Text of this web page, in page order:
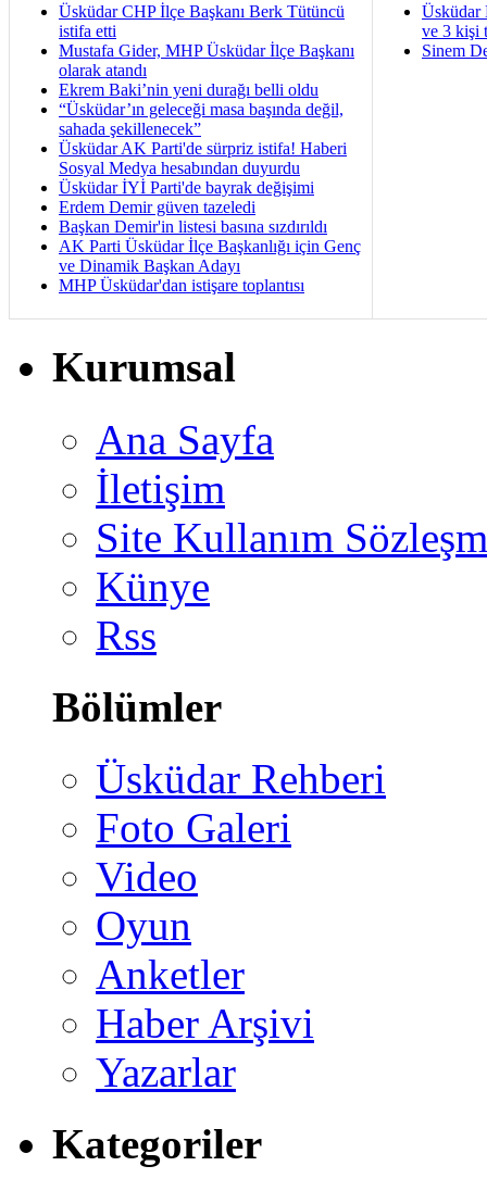
Üsküdar CHP İlçe Başkanı Berk Tütüncü
istifa etti
Mustafa Gider, MHP Üsküdar İlçe Başkanı
olarak atandı
Ekrem Baki’nin yeni durağı belli oldu
“Üsküdar’ın geleceği masa başında değil,
sahada şekillenecek”
Üsküdar AK Parti'de sürpriz istifa! Haberi
Sosyal Medya hesabından duyurdu
Üsküdar İYİ Parti'de bayrak değişimi
Erdem Demir güven tazeledi
Başkan Demir'in listesi basına sızdırıldı
AK Parti Üsküdar İlçe Başkanlığı için Genç
ve Dinamik Başkan Adayı
MHP Üsküdar'dan istişare toplantısı
Üsküdar
ve 3 kişi
Sinem
Kurumsal
Ana Sayfa
İletişim
Site Kullanım
Künye
Rss
Bölümler
Üsküdar Rehberi
Foto Galeri
Video
Oyun
Anketler
Haber Arşivi
Yazarlar
Kategoriler